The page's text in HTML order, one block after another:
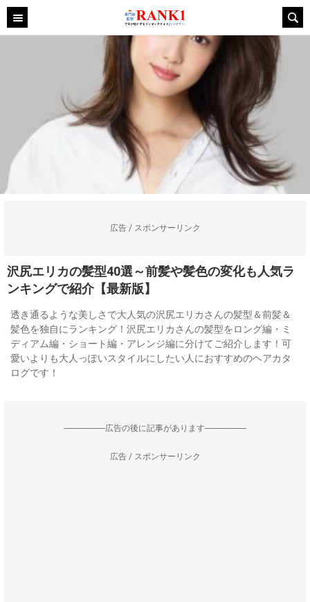
広告 / スポンサーリンク
沢尻エリカの髪型40選～前髪や髪色の変化も人気ラ
ンキングで紹介【最新版】
透き通るような美しさで大人気の沢尻エリカさんの髪型＆前髪＆
髪色を独自にランキング！沢尻エリカさんの髪型をロング編・ミ
ディアム編・ショート編・アレンジ編に分けてご紹介します！可
愛いよりも大人っぽいスタイルにしたい人におすすめのヘアカタ
ログです！
--------------------広告の後に記事があります--------------------
広告 / スポンサーリンク